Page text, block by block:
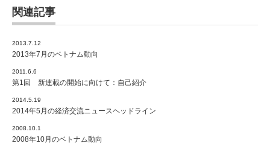
関連記事
2013.7.12
2013年7月のベトナム動向
2011.6.6
第1回 新連載の開始に向けて：自己紹介
2014.5.19
2014年5月の経済交流ニュースヘッドライン
2008.10.1
2008年10月のベトナム動向